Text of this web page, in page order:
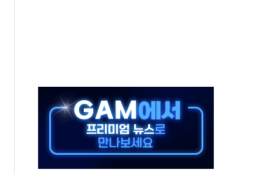
미화원 수거차에 치여 사망
대 남성 2명 숨져
일 없게"…'결혼 페널티' 22개 과제 손본다
참석..."국제적 시민 연대로 목소리 내야"
종 60대 나흘만에 숨진 채 발견
해 10대 아들 체포
친 정청래…제주 연설서 신경전 고조
…與 "적극 환영"·野 "졸속 국정"
일까지 최대 3.5m 높은 물결